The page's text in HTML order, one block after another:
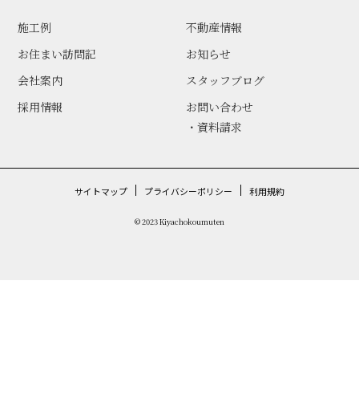
施工例
お住まい訪問記
会社案内
採用情報
不動産情報
お知らせ
スタッフブログ
お問い合わせ
・資料請求
サイトマップ プライバシーポリシー 利用規約
© 2023 Kiyachokoumuten